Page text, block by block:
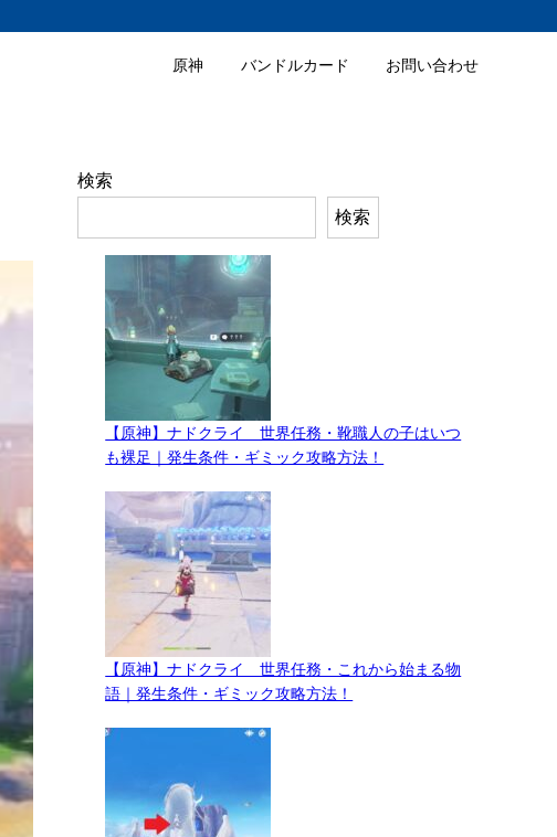
原神 バンドルカード お問い合わせ
検索
検索
【原神】ナドクライ 世界任務・靴職人の子はいつ
も裸足｜発生条件・ギミック攻略方法！
【原神】ナドクライ 世界任務・これから始まる物
語｜発生条件・ギミック攻略方法！